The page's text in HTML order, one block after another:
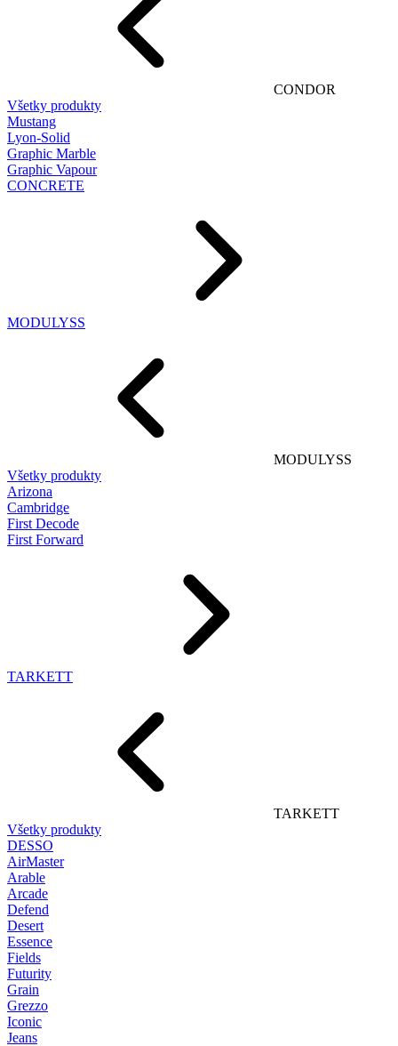
CONDOR
Všetky produkty
Mustang
Lyon-Solid
Graphic Marble
Graphic Vapour
CONCRETE
MODULYSS
MODULYSS
Všetky produkty
Arizona
Cambridge
First Decode
First Forward
TARKETT
TARKETT
Všetky produkty
DESSO
AirMaster
Arable
Arcade
Defend
Desert
Essence
Fields
Futurity
Grain
Grezzo
Iconic
Jeans